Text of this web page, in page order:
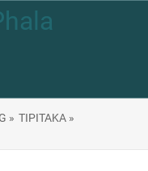
» TIPITAKA »